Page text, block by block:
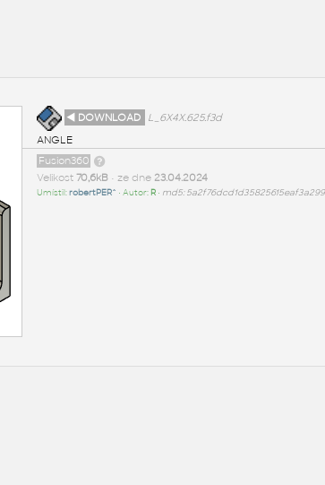
◄ DOWNLOAD
L_6X4X.625.f3d
ANGLE
Fusion360
Velikost 70,6kB• ze dne 23.04.2024
Umístil:robertPER^ • Autor: R• md5: